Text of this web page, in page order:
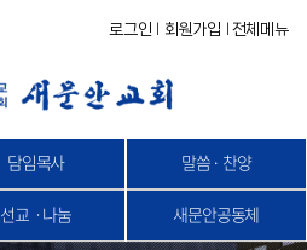
로그인 회원가입 전체메뉴
담임목사 말씀 · 찬양
선교ㆍ나눔 새문안공동체